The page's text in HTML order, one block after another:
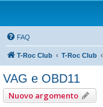
FAQ
T-Roc Club T-Roc Club
VAG e OBD11
Nuovo argomento